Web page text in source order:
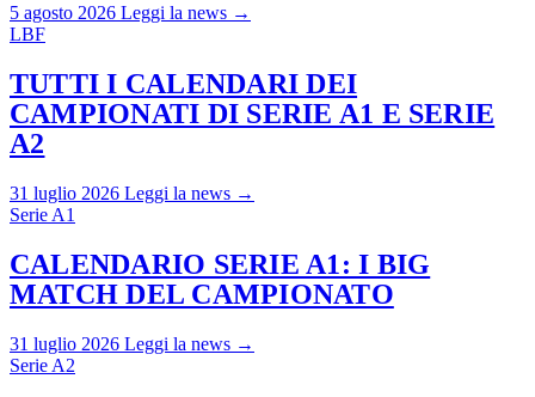
5 agosto 2026 Leggi la news →
LBF
TUTTI I CALENDARI DEI
CAMPIONATI DI SERIE A1 E SERIE
A2
31 luglio 2026 Leggi la news →
Serie A1
CALENDARIO SERIE A1: I BIG
MATCH DEL CAMPIONATO
31 luglio 2026 Leggi la news →
Serie A2